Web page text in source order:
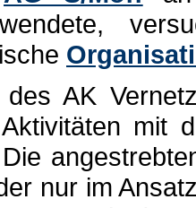
AK
mit
nur im